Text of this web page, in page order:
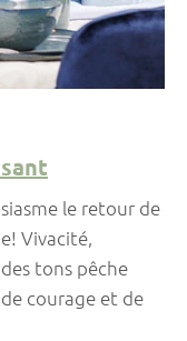
le retour de
Vivacité,
tons pêche
courage et de